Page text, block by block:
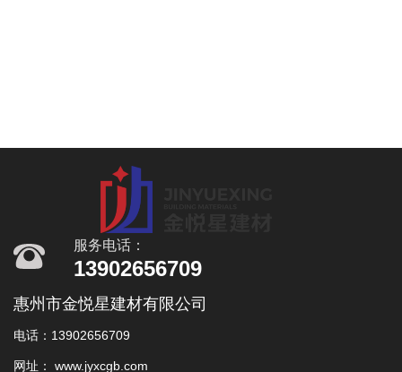
服务电话：
13902656709
惠州市金悦星建材有限公司
电话：13902656709
网址： www.jyxcgb.com